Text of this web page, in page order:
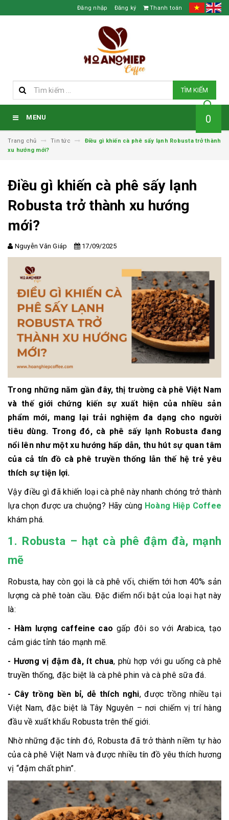
Đăng nhập Đăng ký Thanh toán
TÌM KIẾM
MENU 0
Trang chủ Tin tức
Điều gì khiến cà phê sấy lạnh Robusta trở thành
xu hướng mới?
Điều gì khiến cà phê sấy lạnh
Robusta trở thành xu hướng
mới?
Nguyễn Văn Giáp 17/09/2025
Trong những năm gần đây, thị trường cà phê Việt Nam
và thế giới chứng kiến sự xuất hiện của nhiều sản
phẩm mới, mang lại trải nghiệm đa dạng cho người
tiêu dùng. Trong đó, cà phê sấy lạnh Robustađang
nổi lên như một xu hướng hấp dẫn, thu hút sự quan tâm
của cả tín đồ cà phê truyền thống lẫn thế hệ trẻ yêu
thích sự tiện lợi.
Vậy điều gì đã khiến loại cà phê này nhanh chóng trở thành
lựa chọn được ưa chuộng? Hãy cùng Hoàng Hiệp Coffee
khám phá.
1. Robusta – hạt cà phê đậm đà, mạnh
mẽ
Robusta, hay còn gọi là cà phê vối, chiếm tới hơn 40% sản
lượng cà phê toàn cầu. Đặc điểm nổi bật của loại hạt này
là:
- Hàm lượng caffeine cao gấp đôi so với Arabica, tạo
cảm giác tỉnh táo mạnh mẽ.
- Hương vị đậm đà, ít chua, phù hợp với gu uống cà phê
truyền thống, đặc biệt là cà phê phin và cà phê sữa đá.
- Cây trồng bền bỉ, dễ thích nghi, được trồng nhiều tại
Việt Nam, đặc biệt là Tây Nguyên – nơi chiếm vị trí hàng
đầu về xuất khẩu Robusta trên thế giới.
Nhờ những đặc tính đó, Robusta đã trở thành niềm tự hào
của cà phê Việt Nam và được nhiều tín đồ yêu thích hương
vị “đậm chất phin”.